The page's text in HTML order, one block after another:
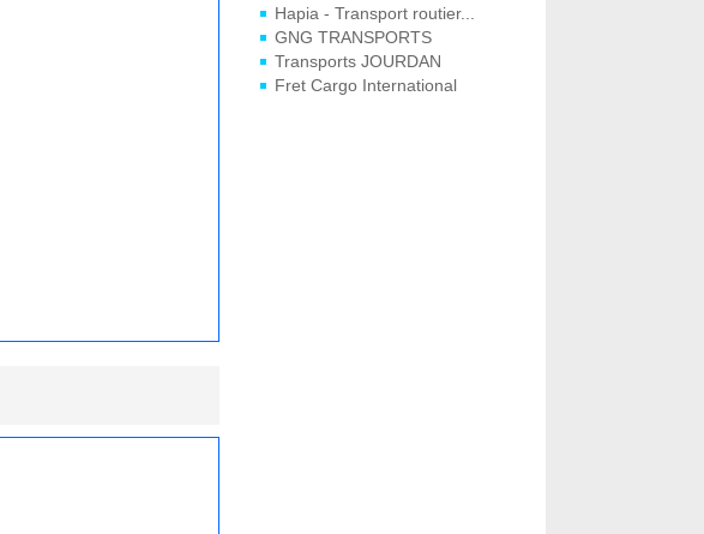
Hapia - Transport routier...
GNG TRANSPORTS
Transports JOURDAN
Fret Cargo International